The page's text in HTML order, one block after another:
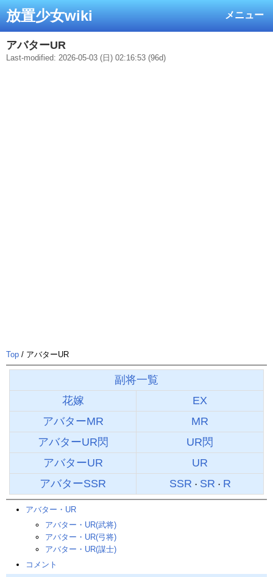
メニュー
放置少女wiki
アバターUR
Last-modified: 2026-05-03 (日) 02:16:53 (96d)
Top / アバターUR
副将一覧
花嫁
EX
アバターMR
MR
アバターUR閃
UR閃
アバターUR
UR
アバターSSR
SSR ・ SR ・ R
アバター・UR
アバター・UR(武将)
アバター・UR(弓将)
アバター・UR(謀士)
コメント